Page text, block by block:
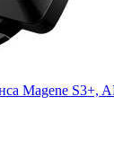
Magene S3+,